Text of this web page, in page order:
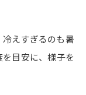
えすぎるのも暑
目安に、様子を